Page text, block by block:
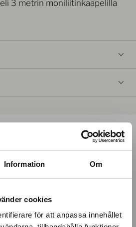
Information Om
cookies
för att anpassa innehållet
3 metrin moniliitinkaapelilla
rahtimme
SiirrySiirrySiirrySiirry